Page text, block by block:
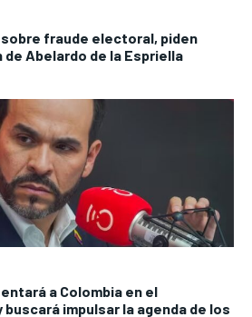
sobre fraude electoral, piden
Abelardo de la Espriella
a Colombia en el
impulsar la agenda de los